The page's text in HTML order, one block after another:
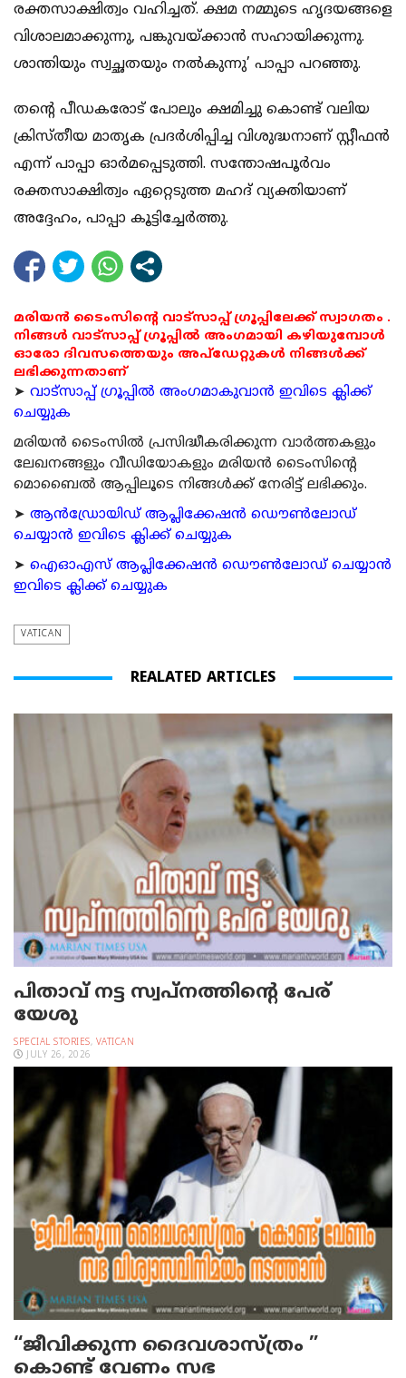
രക്തസാക്ഷിത്വം വഹിച്ചത്. ക്ഷമ നമ്മുടെ ഹൃദയങ്ങളെ
വിശാലമാക്കുന്നു, പങ്കുവയ്ക്കാന്‍ സഹായിക്കുന്നു.
ശാന്തിയും സ്വച്ഛതയും നല്‍കുന്നു’ പാപ്പാ പറഞ്ഞു.
തന്റെ പീഡകരോട് പോലും ക്ഷമിച്ചു കൊണ്ട് വലിയ
ക്രിസ്തീയ മാതൃക പ്രദര്‍ശിപ്പിച്ച വിശുദ്ധനാണ് സ്റ്റീഫന്‍
എന്ന് പാപ്പാ ഓര്‍മപ്പെടുത്തി. സന്തോഷപൂര്‍വം
രക്തസാക്ഷിത്വം ഏറ്റെടുത്ത മഹദ് വ്യക്തിയാണ്
അദ്ദേഹം, പാപ്പാ കൂട്ടിച്ചേര്‍ത്തു.
മരിയൻ ടൈംസിന്റെ വാട്സാപ്പ് ഗ്രൂപ്പിലേക്ക് സ്വാഗതം .
നിങ്ങൾ വാട്സാപ്പ് ഗ്രൂപ്പിൽ അംഗമായി കഴിയുമ്പോൾ
ഓരോ ദിവസത്തെയും അപ്ഡേറ്റുകൾ നിങ്ങൾക്ക്
ലഭിക്കുന്നതാണ്
➤ വാട്സാപ്പ് ഗ്രൂപ്പിൽ അംഗമാകുവാൻ ഇവിടെ ക്ലിക്ക്
ചെയ്യുക
മരിയന്‍ ടൈംസില്‍ പ്രസിദ്ധീകരിക്കുന്ന വാര്‍ത്തകളും
ലേഖനങ്ങളും വീഡിയോകളും മരിയന്‍ ടൈംസിന്റെ
മൊബൈല്‍ ആപ്പിലൂടെ നിങ്ങള്‍ക്ക് നേരിട്ട് ലഭിക്കും.
➤ ആന്‍ഡ്രോയിഡ് ആപ്ലിക്കേഷന്‍ ഡൌണ്‍ലോഡ്
ചെയ്യാന്‍ ഇവിടെ ക്ലിക്ക് ചെയ്യുക
➤ ഐഓഎസ് ആപ്ലിക്കേഷന്‍ ഡൌണ്‍ലോഡ് ചെയ്യാന്‍
ഇവിടെ ക്ലിക്ക് ചെയ്യുക
VATICAN
REALATED ARTICLES
പിതാവ് നട്ട സ്വപ്നത്തിന്റെ പേര്
യേശു
SPECIAL STORIES, VATICAN
JULY 26, 2026
“ജീവിക്കുന്ന ദൈവശാസ്ത്രം ”
കൊണ്ട് വേണം സഭ